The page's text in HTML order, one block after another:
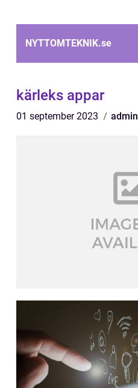
NYTTOMTEKNIK.se
kärleks appar
01 september 2023 admin